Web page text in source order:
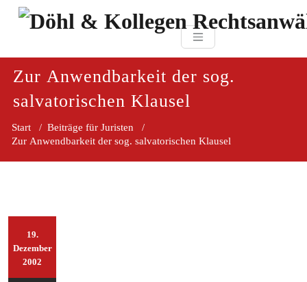
Zum
Döhl & Kollegen
Zur Anwendbarkeit der sog.
salvatorischen Klausel
Start / Beiträge für Juristen /
Zur Anwendbarkeit der sog. salvatorischen Klausel
19.
Dezember
2002